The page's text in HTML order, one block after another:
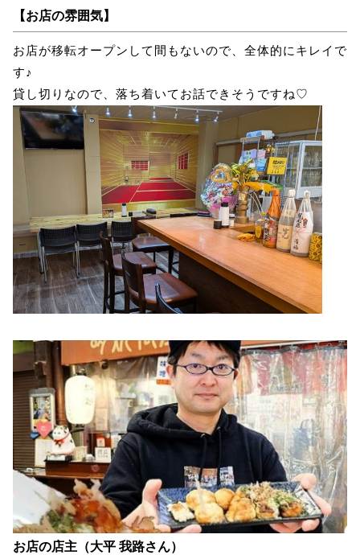
【お店の雰囲気】
お店が移転オープンして間もないので、全体的にキレイで
す♪
貸し切りなので、落ち着いてお話できそうですね♡
お店の店主（大平 我路さん）